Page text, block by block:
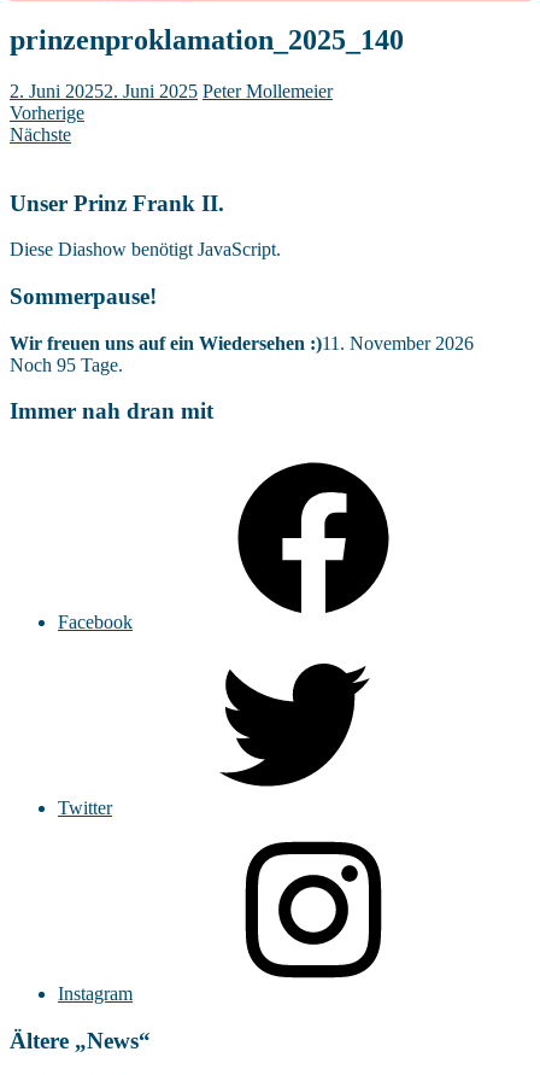
prinzenproklamation_2025_140
2. Juni 20252. Juni 2025 Peter Mollemeier
Vorherige
Nächste
Unser Prinz Frank II.
Diese Diashow benötigt JavaScript.
Sommerpause!
Wir freuen uns auf ein Wiedersehen :)11. November 2026
Noch 95 Tage.
Immer nah dran mit
Facebook
Twitter
Instagram
Ältere „News“